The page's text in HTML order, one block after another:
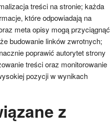
treści na stronie; każda
które odpowiadają na
meta opisy mogą przyciągnąć
budowanie linków zwrotnych;
poprawić autorytet strony
treści oraz monitorowanie
pozycji w wynikach
z